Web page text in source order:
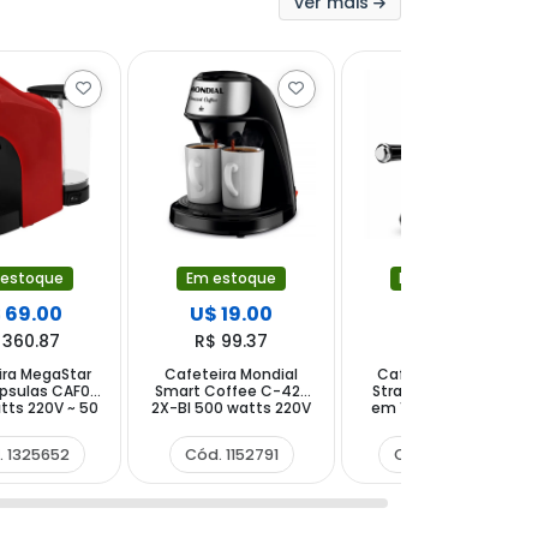
69.00
360.87
MegaStar
CAF02
220V ~ 50
1325652
Em estoque
U$ 19.00
R$ 99.37
Cafeteira Mondial
Smart Coffee C-42-
2X-BI 500 watts 220V
Xícaras - Preta Prata
Cód. 1152791
Em estoque
Cafeteira Quanta
Stravagante Pure 5
em 1 QTCME36 1450
60Hz - Preta Prata
Cód. 1589146